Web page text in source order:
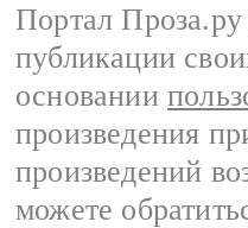
Портал Проза.ру
публикации
основании
произведения
произведений
можете